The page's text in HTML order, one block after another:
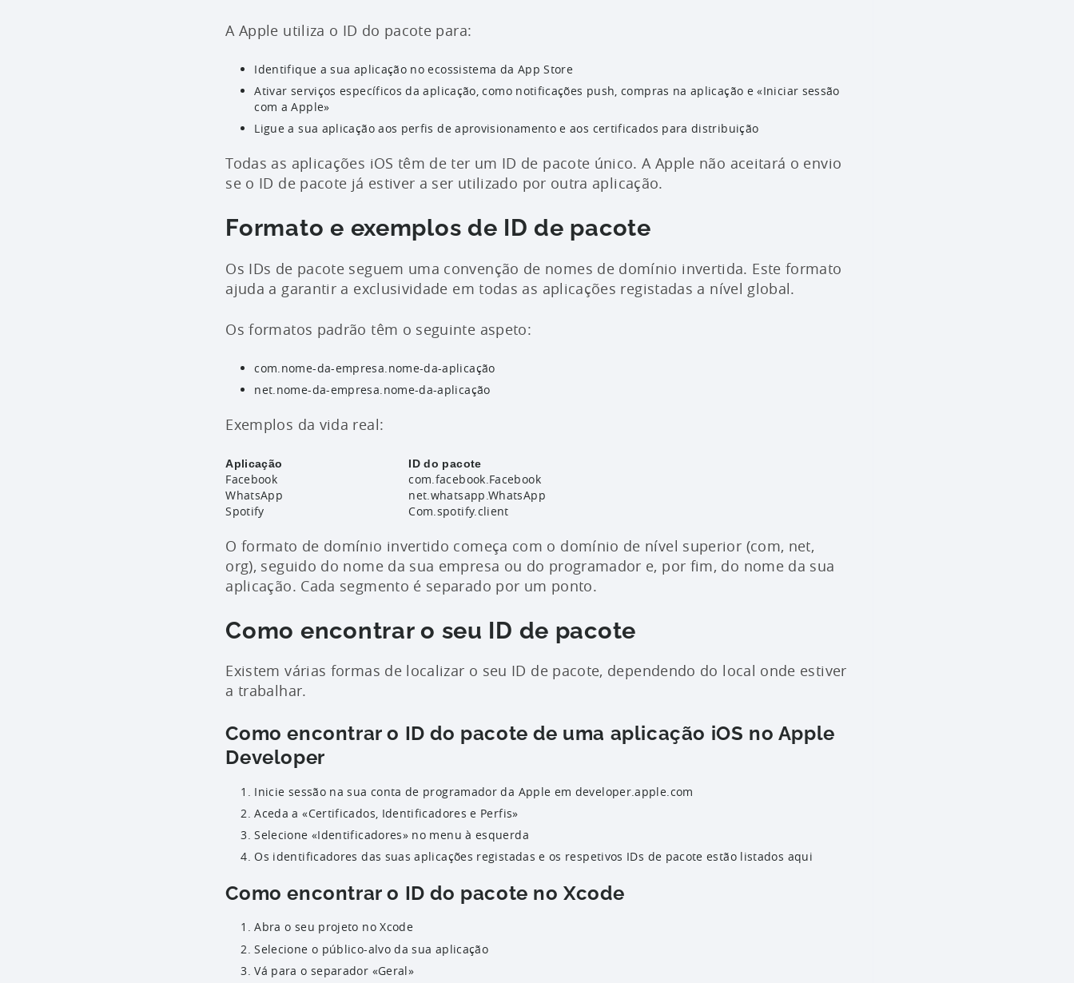
A Apple utiliza o ID do pacote para:
Identifique a sua aplicação no ecossistema da App Store
Ativar serviços específicos da aplicação, como notificações push, compras na aplicação e «Iniciar sessão
com a Apple»
Ligue a sua aplicação aos perfis de aprovisionamento e aos certificados para distribuição
Todas as aplicações iOS têm de ter um ID de pacote único. A Apple não aceitará o envio
se o ID de pacote já estiver a ser utilizado por outra aplicação.
Formato e exemplos de ID de pacote
Os IDs de pacote seguem uma convenção de nomes de domínio invertida. Este formato
ajuda a garantir a exclusividade em todas as aplicações registadas a nível global.
Os formatos padrão têm o seguinte aspeto:
com.nome-da-empresa.nome-da-aplicação
net.nome-da-empresa.nome-da-aplicação
Exemplos da vida real:
Aplicação ID do pacote
Facebook
com.facebook.Facebook
WhatsApp
net.whatsapp.WhatsApp
Spotify
Com.spotify.client
O formato de domínio invertido começa com o domínio de nível superior (com, net,
org), seguido do nome da sua empresa ou do programador e, por fim, do nome da sua
aplicação. Cada segmento é separado por um ponto.
Como encontrar o seu ID de pacote
Existem várias formas de localizar o seu ID de pacote, dependendo do local onde estiver
a trabalhar.
Como encontrar o ID do pacote de uma aplicação iOS no Apple
Developer
Inicie sessão na sua conta de programador da Apple em developer.apple.com
Aceda a «Certificados, Identificadores e Perfis»
Selecione «Identificadores» no menu à esquerda
Os identificadores das suas aplicações registadas e os respetivos IDs de pacote estão listados aqui
Como encontrar o ID do pacote no Xcode
Abra o seu projeto no Xcode
Selecione o público-alvo da sua aplicação
Vá para o separador «Geral»